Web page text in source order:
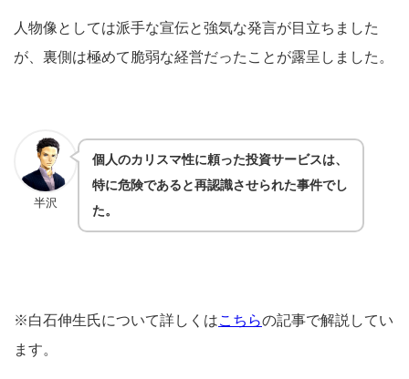
人物像としては派手な宣伝と強気な発言が目立ちました
が、裏側は極めて脆弱な経営だったことが露呈しました。
半沢
個人のカリスマ性に頼った投資サービスは、
特に危険であると再認識させられた事件でし
た。
※白石伸生氏について詳しくは こちらの記事で解説してい
ます。